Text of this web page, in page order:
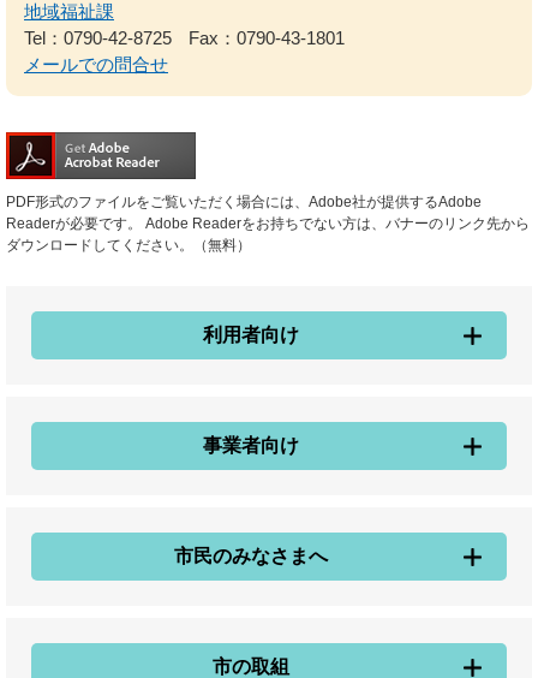
地域福祉課
Tel：0790-42-8725
Fax：0790-43-1801
メールでの問合せ
PDF形式のファイルをご覧いただく場合には、Adobe社が提供するAdobe
Readerが必要です。
Adobe Readerをお持ちでない方は、バナーのリンク先から
ダウンロードしてください。（無料）
利用者向け
事業者向け
市民のみなさまへ
市の取組